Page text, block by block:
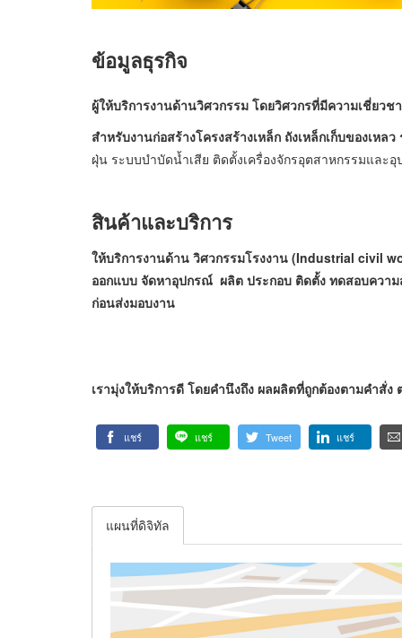
ข้อมูลธุรกิจ
ผู้ให้บริการงานด้านวิศวกรรม โดยวิศวกรที่มีความเชี่ย
สำหรับงานก่อสร้างโครงสร้างเหล็ก ถังเหล็กเก็บของเหลว
ฝุ่น ระบบบำบัดน้ำเสีย ติดตั้งเครื่องจักรอุตสาหกรรมแล
สินค้าและบริการ
ให้บริการงานด้าน วิศวกรรมโรงงาน (Industrial civil
ออกแบบ จัดหาอุปกรณ์ ผลิต ประกอบ ติดตั้ง ทดสอบควา
ก่อนส่งมอบงาน
เรามุ่งให้บริการดี โดยคำนึงถึง ผลผลิตที่ถูกต้องตามคำสั่ง
แชร์ แชร์ Tweet แชร์
แผนที่ดิจิทัล